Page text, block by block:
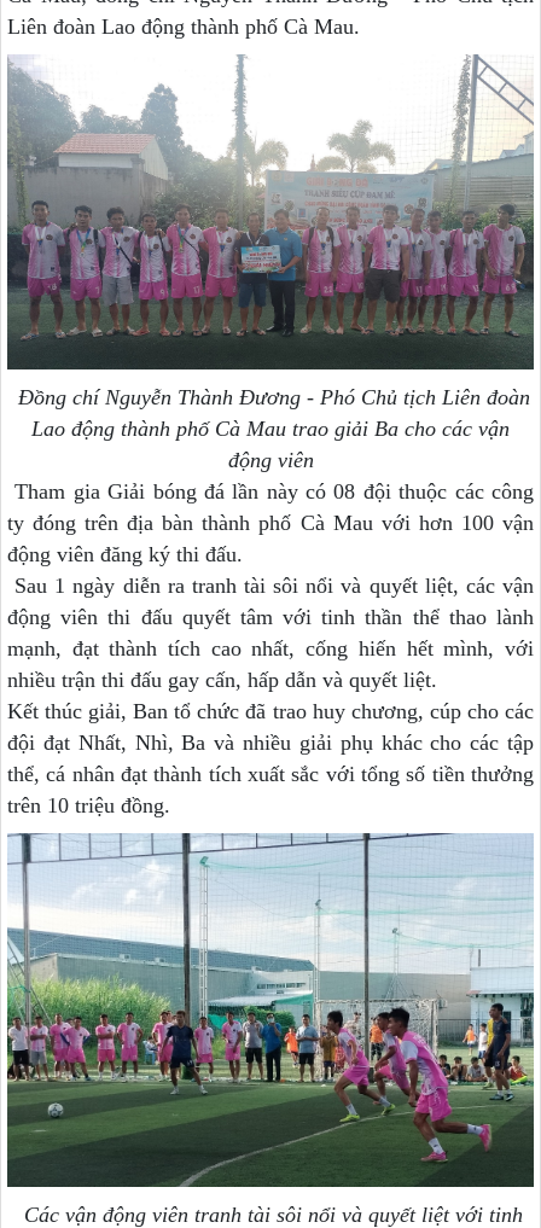
Liên đoàn Lao động thành phố Cà Mau.
Đồng chí Nguyễn Thành Đương - Phó Chủ tịch Liên đoàn
Lao động thành phố Cà Mau trao giải Ba cho các vận
động viên
Tham gia Giải bóng đá lần này có 08 đội thuộc các công
ty đóng trên địa bàn thành phố Cà Mau với hơn 100 vận
động viên đăng ký thi đấu.
Sau 1 ngày diễn ra tranh tài sôi nổi và quyết liệt, các vận
động viên thi đấu quyết tâm với tinh thần thể thao lành
mạnh, đạt thành tích cao nhất, cống hiến hết mình, với
nhiều trận thi đấu gay cấn, hấp dẫn và quyết liệt.
Kết thúc giải, Ban tổ chức đã trao huy chương, cúp cho các
đội đạt Nhất, Nhì, Ba và nhiều giải phụ khác cho các tập
thể, cá nhân đạt thành tích xuất sắc với tổng số tiền thưởng
trên 10 triệu đồng.
Các vận động viên tranh tài sôi nổi và quyết liệt với tinh